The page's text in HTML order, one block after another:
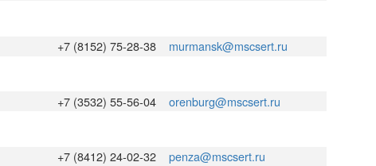
+7 (8152) 75-28-38 murmansk@mscsert.ru
+7 (3532) 55-56-04 orenburg@mscsert.ru
+7 (8412) 24-02-32 penza@mscsert.ru